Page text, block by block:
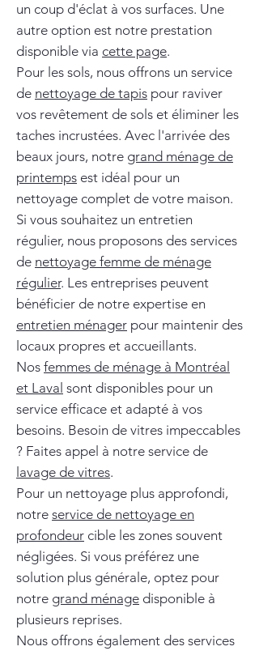
un coup d'éclat à vos surfaces. Une
autre option est notre prestation
disponible via cette page.
Pour les sols, nous offrons un service
de nettoyage de tapis pour raviver
vos revêtement de sols et éliminer les
taches incrustées. Avec l'arrivée des
beaux jours, notre grand ménage de
printemps est idéal pour un
nettoyage complet de votre maison.
Si vous souhaitez un entretien
régulier, nous proposons des services
de nettoyage femme de ménage
régulier. Les entreprises peuvent
bénéficier de notre expertise en
entretien ménager pour maintenir des
locaux propres et accueillants.
Nos femmes de ménage à Montréal
et Laval sont disponibles pour un
service efficace et adapté à vos
besoins. Besoin de vitres impeccables
? Faites appel à notre service de
lavage de vitres.
Pour un nettoyage plus approfondi,
notre service de nettoyage en
profondeur cible les zones souvent
négligées. Si vous préférez une
solution plus générale, optez pour
notre grand ménage disponible à
plusieurs reprises.
Nous offrons également des services